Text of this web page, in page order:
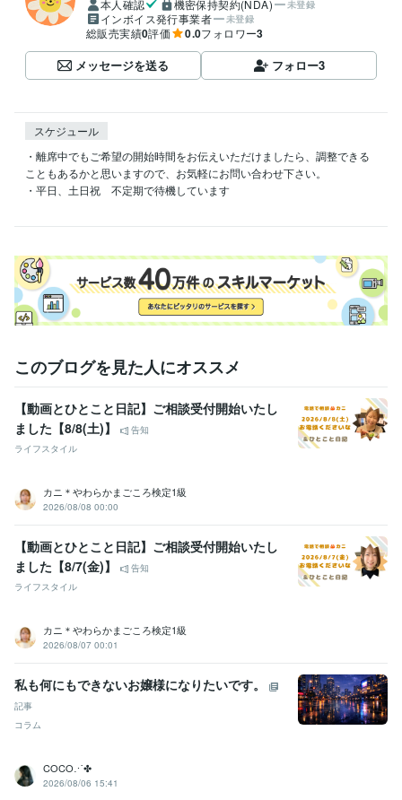
本人確認 機密保持契約(NDA) 未登録
インボイス発行事業者 未登録
総販売実績0評価 0.0フォロワー3
メッセージを送る フォロー3
スケジュール
・離席中でもご希望の開始時間をお伝えいただけましたら、調整できる
こともあるかと思いますので、お気軽にお問い合わせ下さい。
・平日、土日祝　不定期で待機しています
このブログを見た人にオススメ
【動画とひとこと日記】ご相談受付開始いたし
ました【8/8(土)】
告知
ライフスタイル
カニ＊やわらかまごころ検定1級
2026/08/08 00:00
【動画とひとこと日記】ご相談受付開始いたし
ました【8/7(金)】
告知
ライフスタイル
カニ＊やわらかまごころ検定1級
2026/08/07 00:01
私も何にもできないお嬢様になりたいです。
記事
コラム
COCO⋰✤
2026/08/06 15:41